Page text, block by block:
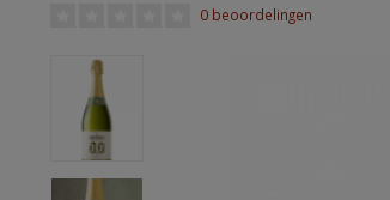
0 beoordelingen